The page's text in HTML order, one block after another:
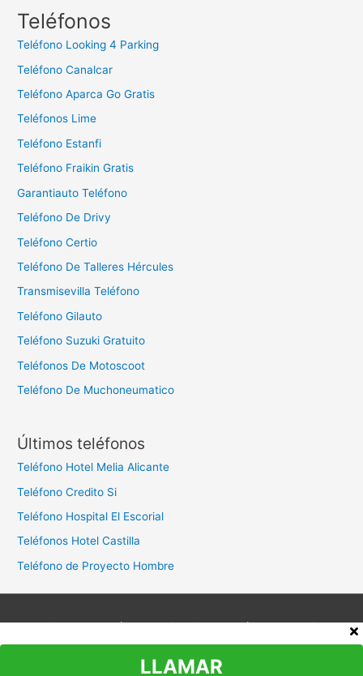
c
:
Teléfonos
Teléfono Looking 4 Parking
Teléfono Canalcar
Teléfono Aparca Go Gratis
Teléfonos Lime
Teléfono Estanfi
Teléfono Fraikin Gratis
Garantiauto Teléfono
Teléfono De Drivy
Teléfono Certio
Teléfono De Talleres Hércules
Transmisevilla Teléfono
Teléfono Gilauto
Teléfono Suzuki Gratuito
Teléfonos De Motoscoot
Teléfono De Muchoneumatico
Últimos teléfonos
Teléfono Hotel Melia Alicante
Teléfono Credito Si
Teléfono Hospital El Escorial
Teléfonos Hotel Castilla
Teléfono de Proyecto Hombre
Aviso legal Política de privacidad
Política de cookies
Contacto
LLAMAR